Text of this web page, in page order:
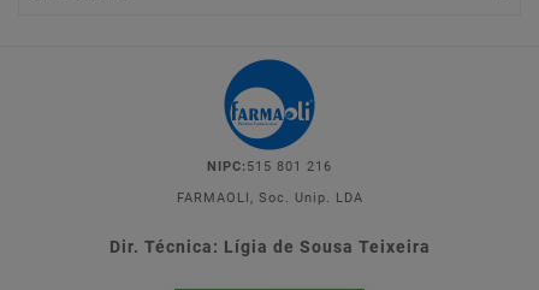
NIPC: 515 801 216
FARMAOLI, Soc. Unip. LDA
Dir. Técnica: Lígia de Sousa Teixeira